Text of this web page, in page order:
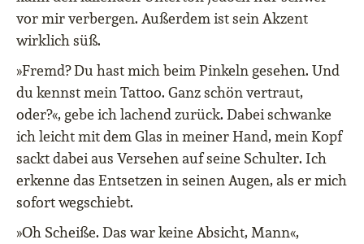
vor mir verbergen. Außerdem ist sein Akzent
wirklich süß.
»Fremd? Du hast mich beim Pinkeln gesehen. Und
du kennst mein Tattoo. Ganz schön vertraut,
oder?«, gebe ich lachend zurück. Dabei schwanke
ich leicht mit dem Glas in meiner Hand, mein Kopf
sackt dabei aus Versehen auf seine Schulter. Ich
erkenne das Entsetzen in seinen Augen, als er mich
sofort wegschiebt.
»Oh Scheiße. Das war keine Absicht, Mann«,